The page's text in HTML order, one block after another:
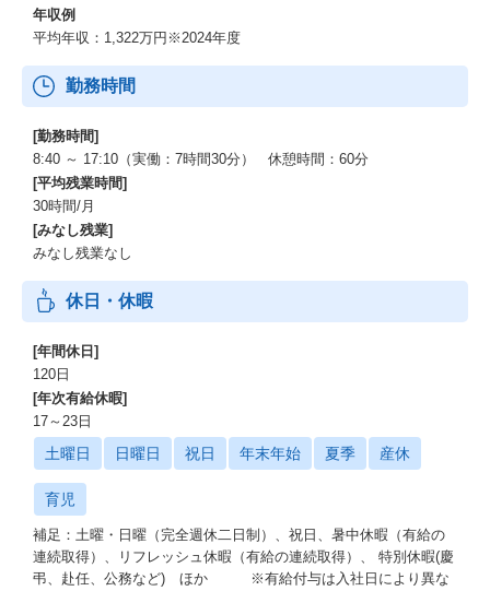
年収例
平均年収：1,322万円※2024年度
勤務時間
[勤務時間]
8:40 ～ 17:10（実働：7時間30分） 休憩時間：60分
[平均残業時間]
30時間/月
[みなし残業]
みなし残業なし
休日・休暇
[年間休日]
120日
[年次有給休暇]
17～23日
土曜日 日曜日 祝日 年末年始 夏季 産休
育児
補足：土曜・日曜（完全週休二日制）、祝日、暑中休暇（有給の
連続取得）、リフレッシュ休暇（有給の連続取得）、 特別休暇(慶
弔、赴任、公務など) ほか ※有給付与は入社日により異な